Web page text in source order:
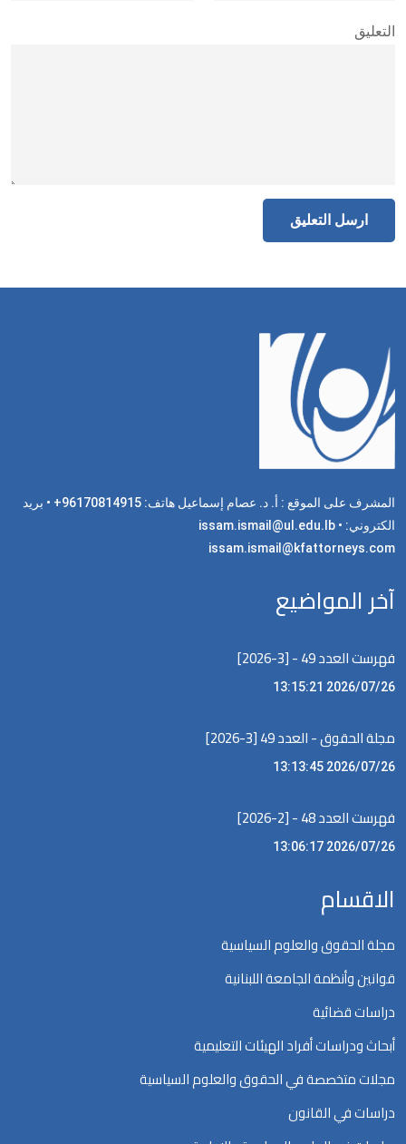
التعليق
المشرف على الموقع : أ. د. عصام إسماعيل هاتف: 96170814915+ • بريد
الكتروني: issam.ismail@ul.edu.lb •
issam.ismail@kfattorneys.com
آخر المواضيع
فهرست العدد 49 - [3-2026]
2026/07/26 13:15:21
مجلة الحقوق - العدد 49 [3-2026]
2026/07/26 13:13:45
فهرست العدد 48 - [2-2026]
2026/07/26 13:06:17
الاقسام
مجلة الحقوق والعلوم السياسية
قوانين وأنظمة الجامعة اللبنانية
دراسات قضائية
أبحاث ودراسات أفراد الهيئات التعليمية
مجلات متخصصة في الحقوق والعلوم السياسية
دراسات في القانون